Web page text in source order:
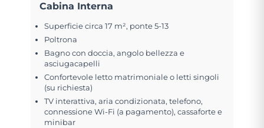
Cabina Interna
Superficie circa 17 m², ponte 5-13
Poltrona
Bagno con doccia, angolo bellezza e
asciugacapelli
Confortevole letto matrimoniale o letti singoli
(su richiesta)
TV interattiva, aria condizionata, telefono,
connessione Wi-Fi (a pagamento), cassaforte e
minibar